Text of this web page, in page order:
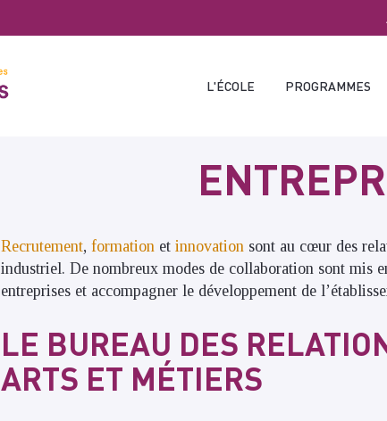
L'ÉCOLE PROGRAMMES
Recrutement, formation et innovation sont au cœur des
industriel. De nombreux modes de collaboration sont mis
entreprises et accompagner le développement de
LE BUREAU DES
ARTS ET MÉTIERS